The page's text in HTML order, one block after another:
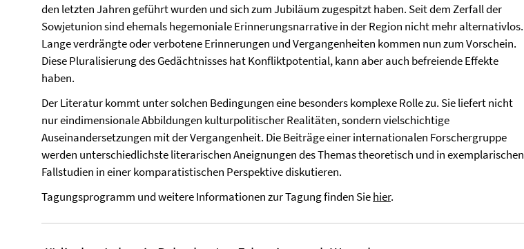
den letzten Jahren geführt wurden und sich zum Jubiläum zugespitzt haben. Seit dem Zerfall der
Sowjetunion sind ehemals hegemoniale Erinnerungsnarrative in der Region nicht mehr alternativlos.
Lange verdrängte oder verbotene Erinnerungen und Vergangenheiten kommen nun zum Vorschein.
Diese Pluralisierung des Gedächtnisses hat Konfliktpotential, kann aber auch befreiende Effekte
haben.
Der Literatur kommt unter solchen Bedingungen eine besonders komplexe Rolle zu. Sie liefert nicht
nur eindimensionale Abbildungen kulturpolitischer Realitäten, sondern vielschichtige
Auseinandersetzungen mit der Vergangenheit. Die Beiträge einer internationalen Forschergruppe
werden unterschiedlichste literarischen Aneignungen des Themas theoretisch und in exemplarischen
Fallstudien in einer komparatistischen Perspektive diskutieren.
Tagungsprogramm und weitere Informationen zur Tagung finden Siehier.